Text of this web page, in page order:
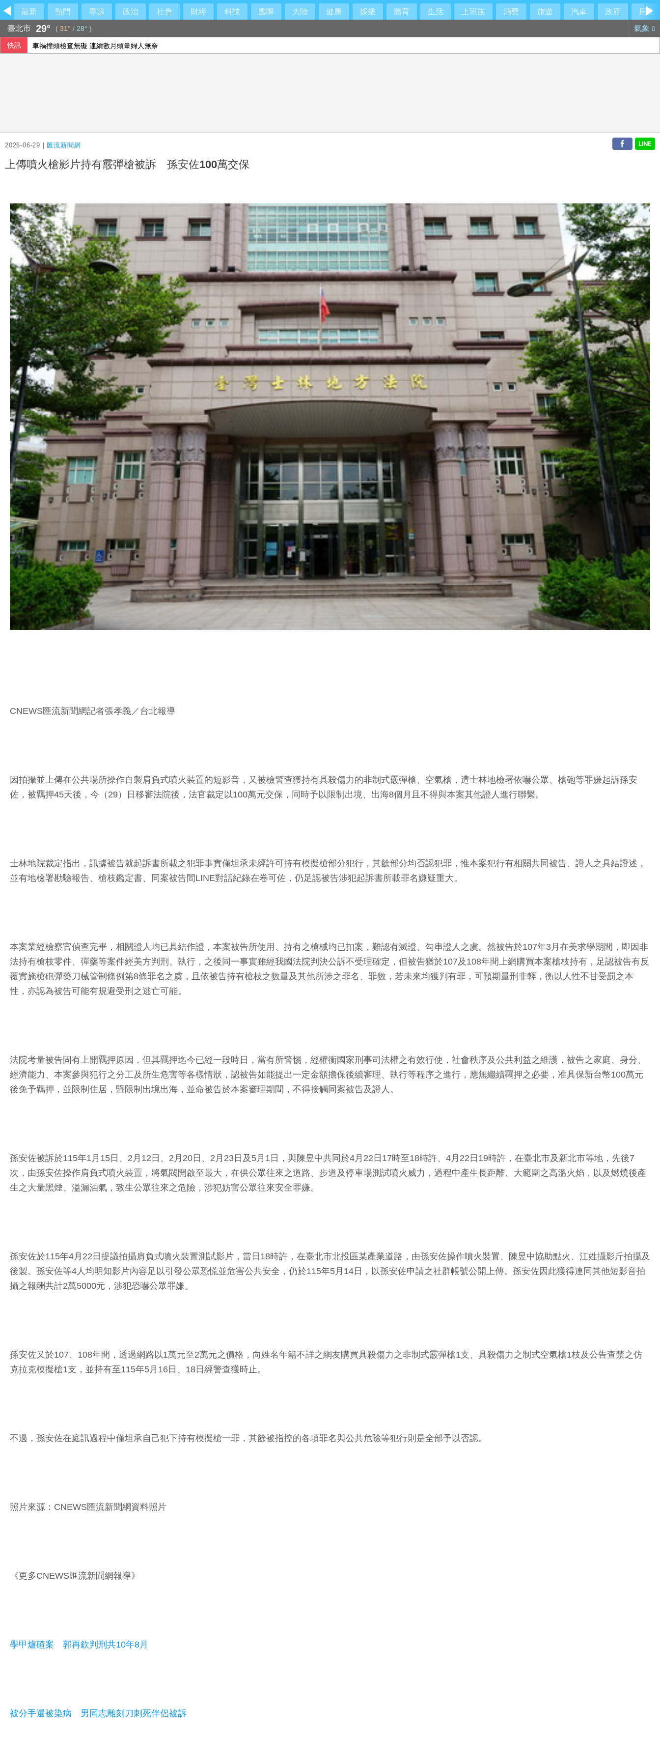
最新 熱門 專題 政治 社會 財經 科技 國際 大陸 健康 娛樂 體育 生活 上班族 消費 旅遊 汽車 政府
房產
臺北市 29° ( 31° / 28° ) 氣象
快訊 車禍撞頭檢查無礙 連續數月頭暈婦人無奈
2026-06-29 | 匯流新聞網
上傳噴火槍影片持有霰彈槍被訴 孫安佐100萬交保
CNEWS匯流新聞網記者張孝義／台北報導
因拍攝並上傳在公共場所操作自製肩負式噴火裝置的短影音，又被檢警查獲持有具殺傷力的非制式霰彈槍、空氣槍，遭士林地檢署依嚇公眾、槍砲等罪嫌起訴孫安
佐，被羈押45天後，今（29）日移審法院後，法官裁定以100萬元交保，同時予以限制出境、出海8個月且不得與本案其他證人進行聯繫。
士林地院裁定指出，訊據被告就起訴書所載之犯罪事實僅坦承未經許可持有模擬槍部分犯行，其餘部分均否認犯罪，惟本案犯行有相關共同被告、證人之具結證述，
並有地檢署勘驗報告、槍枝鑑定書、同案被告間LINE對話紀錄在卷可佐，仍足認被告涉犯起訴書所載罪名嫌疑重大。
本案業經檢察官偵查完畢，相關證人均已具結作證，本案被告所使用、持有之槍械均已扣案，難認有滅證、勾串證人之虞。然被告於107年3月在美求學期間，即因非
法持有槍枝零件、彈藥等案件經美方判刑、執行，之後同一事實雖經我國法院判決公訴不受理確定，但被告猶於107及108年間上網購買本案槍枝持有，足認被告有反
覆實施槍砲彈藥刀械管制條例第8條罪名之虞，且依被告持有槍枝之數量及其他所涉之罪名、罪數，若未來均獲判有罪，可預期量刑非輕，衡以人性不甘受罰之本
性，亦認為被告可能有規避受刑之逃亡可能。
法院考量被告固有上開羈押原因，但其羈押迄今已經一段時日，當有所警惕，經權衡國家刑事司法權之有效行使，社會秩序及公共利益之維護，被告之家庭、身分、
經濟能力、本案參與犯行之分工及所生危害等各樣情狀，認被告如能提出一定金額擔保後續審理、執行等程序之進行，應無繼續羈押之必要，准具保新台幣100萬元
後免予羈押，並限制住居，暨限制出境出海，並命被告於本案審理期間，不得接觸同案被告及證人。
孫安佐被訴於115年1月15日、2月12日、2月20日、2月23日及5月1日，與陳昱中共同於4月22日17時至18時許、4月22日19時許，在臺北市及新北市等地，先後7
次，由孫安佐操作肩負式噴火裝置，將氣閥開啟至最大，在供公眾往來之道路、步道及停車場測試噴火威力，過程中產生長距離、大範圍之高溫火焰，以及燃燒後產
生之大量黑煙、溢漏油氣，致生公眾往來之危險，涉犯妨害公眾往來安全罪嫌。
孫安佐於115年4月22日提議拍攝肩負式噴火裝置測試影片，當日18時許，在臺北市北投區某產業道路，由孫安佐操作噴火裝置、陳昱中協助點火、江姓攝影斤拍攝及
後製。孫安佐等4人均明知影片內容足以引發公眾恐慌並危害公共安全，仍於115年5月14日，以孫安佐申請之社群帳號公開上傳。孫安佐因此獲得連同其他短影音拍
攝之報酬共計2萬5000元，涉犯恐嚇公眾罪嫌。
孫安佐又於107、108年間，透過網路以1萬元至2萬元之價格，向姓名年籍不詳之網友購買具殺傷力之非制式霰彈槍1支、具殺傷力之制式空氣槍1枝及公告查禁之仿
克拉克模擬槍1支，並持有至115年5月16日、18日經警查獲時止。
不過，孫安佐在庭訊過程中僅坦承自己犯下持有模擬槍一罪，其餘被指控的各項罪名與公共危險等犯行則是全部予以否認。
照片來源：CNEWS匯流新聞網資料照片
《更多CNEWS匯流新聞網報導》
學甲爐碴案 郭再欽判刑共10年8月
被分手還被染病 男同志雕刻刀刺死伴侶被訴